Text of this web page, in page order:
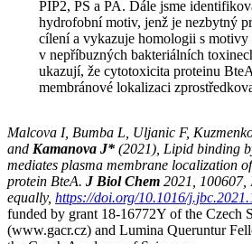
PIP2, PS a PA. Dále jsme
hydrofobní motiv, jenž je nezbytný
cílení a vykazuje homologii s motivy
v nepříbuzných bakteriálních
ukazují, že cytotoxicita proteinu
membránové lokalizaci
Malcova I, Bumba L, Uljanic F,
and Kamanova J* (2021), Lipid binding
mediates plasma membrane localization
protein BteA. J Biol Chem 2021,
equally, https://doi.org/10.1016/
funded by grant 18-16772Y of the Czech
(www.gacr.cz) and Lumina Queruntur